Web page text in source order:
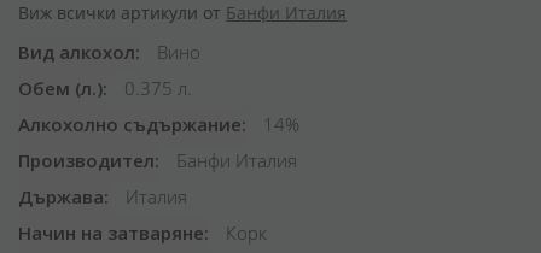
Виж всички артикули от Банфи Италия
Вид алкохол
Вино
Обем (л.)
0.375 л.
Алкохолно съдържание
14%
Производител
Банфи Италия
Държава
Италия
Начин на затваряне
Корк